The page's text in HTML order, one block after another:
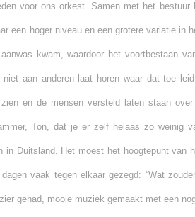
voor ons orkest. Samen met het
een hoger niveau en een grotere variatie in
kwam, waardoor het voortbestaan
niet aan anderen laat horen waar dat toe
en de mensen versteld laten staan
Ton, dat je er zelf helaas zo weinig
in Duitsland. Het moest het hoogtepunt
vaak tegen elkaar gezegd: “Wat
gehad, mooie muziek gemaakt met een